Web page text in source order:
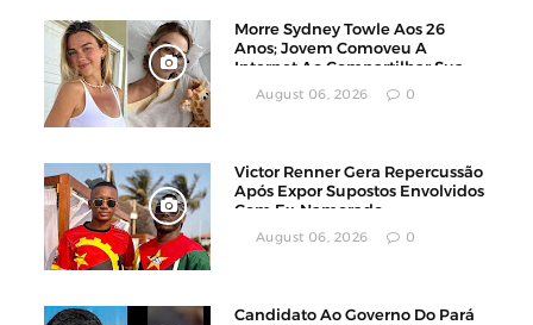
Morre Sydney Towle Aos 26
Anos; Jovem Comoveu A
Internet Ao Compartilhar Sua
Luta Contra O Câncer
August 06, 2026 0
Victor Renner Gera Repercussão
Após Expor Supostos Envolvidos
Com Ex-Namorado
August 06, 2026 0
Candidato Ao Governo Do Pará